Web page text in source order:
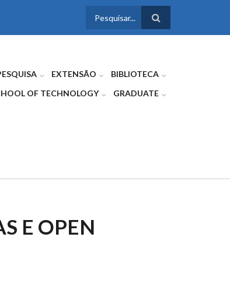
FORMULÁRIO
EXTENSÃO
BIBLIOTECA
OF TECHNOLOGY GRADUATE
E OPEN